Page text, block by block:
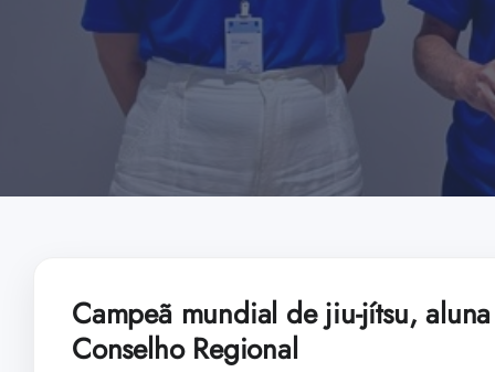
Campeã mundial de jiu-jítsu,
Conselho Regional